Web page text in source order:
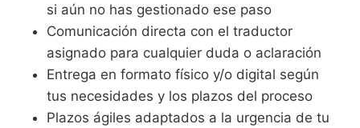
si aún no has gestionado ese paso
Comunicación directa con el traductor
asignado para cualquier duda o aclaración
Entrega en formato físico y/o digital según
tus necesidades y los plazos del proceso
Plazos ágiles adaptados a la urgencia de tu